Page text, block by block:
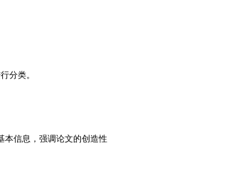
分类。
本信息，强调论文的创造性